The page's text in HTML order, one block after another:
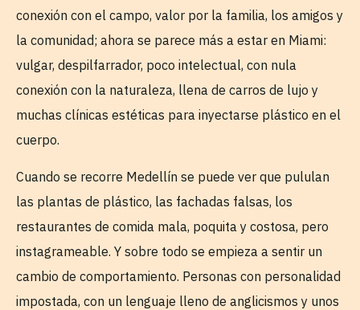
conexión con el campo, valor por la familia, los amigos y
la comunidad; ahora se parece más a estar en Miami:
vulgar, despilfarrador, poco intelectual, con nula
conexión con la naturaleza, llena de carros de lujo y
muchas clínicas estéticas para inyectarse plástico en el
cuerpo.
Cuando se recorre Medellín se puede ver que pululan
las plantas de plástico, las fachadas falsas, los
restaurantes de comida mala, poquita y costosa, pero
instagrameable. Y sobre todo se empieza a sentir un
cambio de comportamiento. Personas con personalidad
impostada, con un lenguaje lleno de anglicismos y unos